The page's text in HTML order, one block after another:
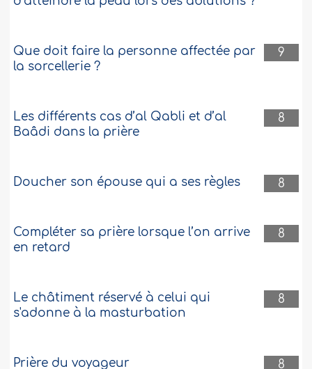
9
Que doit faire la personne affectée par
la sorcellerie ?
8
Les différents cas d’al Qabli et d’al
Baâdi dans la prière
8
Doucher son épouse qui a ses règles
8
Compléter sa prière lorsque l’on arrive
en retard
8
Le châtiment réservé à celui qui
s'adonne à la masturbation
8
Prière du voyageur